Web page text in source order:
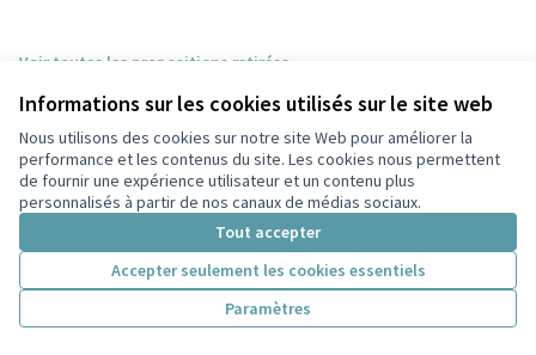
Informations sur les cookies utilisés sur le site web
Nous utilisons des cookies sur notre site Web pour améliorer la
performance et les contenus du site. Les cookies nous permettent
de fournir une expérience utilisateur et un contenu plus
personnalisés à partir de nos canaux de médias sociaux.
Tout accepter
Accepter seulement les cookies essentiels
Paramètres
Voir toutes les propositions retirées
Conditions d'utilisation
Paramètres des cookies
Participez Villeurbanne sur X
(Lien externe)
Participez Villeurbanne sur Facebook
Participez Villeurbanne sur Instagram
Participez Villeurbanne sur YouTube
(Lien externe)
Site réalisé grâce aulogiciel libre Decidim .
Licence
(Lien